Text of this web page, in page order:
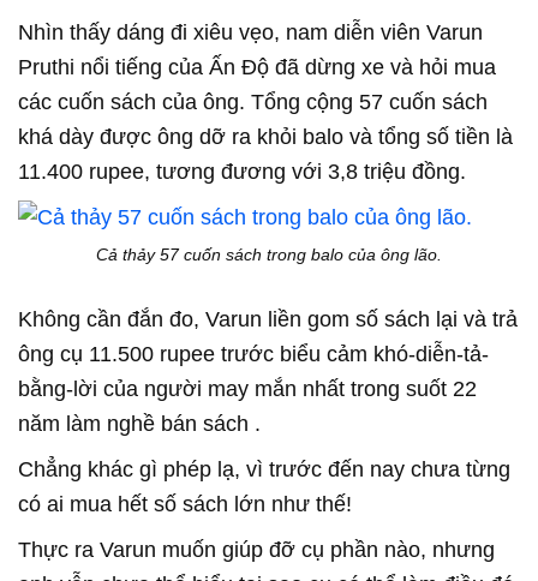
Nhìn thấy dáng đi xiêu vẹo, nam diễn viên Varun
Pruthi nổi tiếng của Ấn Độ đã dừng xe và hỏi mua
các cuốn sách của ông. Tổng cộng 57 cuốn sách
khá dày được ông dỡ ra khỏi balo và tổng số tiền là
11.400 rupee, tương đương với 3,8 triệu đồng.
Cả thảy 57 cuốn sách trong balo của ông lão.
Không cần đắn đo, Varun liền gom số sách lại và trả
ông cụ 11.500 rupee trước biểu cảm khó-diễn-tả-
bằng-lời của người may mắn nhất trong suốt 22
năm làm nghề bán sách .
Chẳng khác gì phép lạ, vì trước đến nay chưa từng
có ai mua hết số sách lớn như thế!
Thực ra Varun muốn giúp đỡ cụ phần nào, nhưng